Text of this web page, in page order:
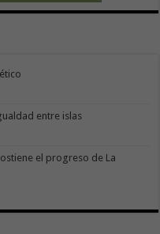
entre islas
el progreso de La